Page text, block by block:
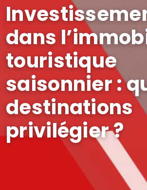
dans
touristique
saisonnier :
destinations
privilégier ?